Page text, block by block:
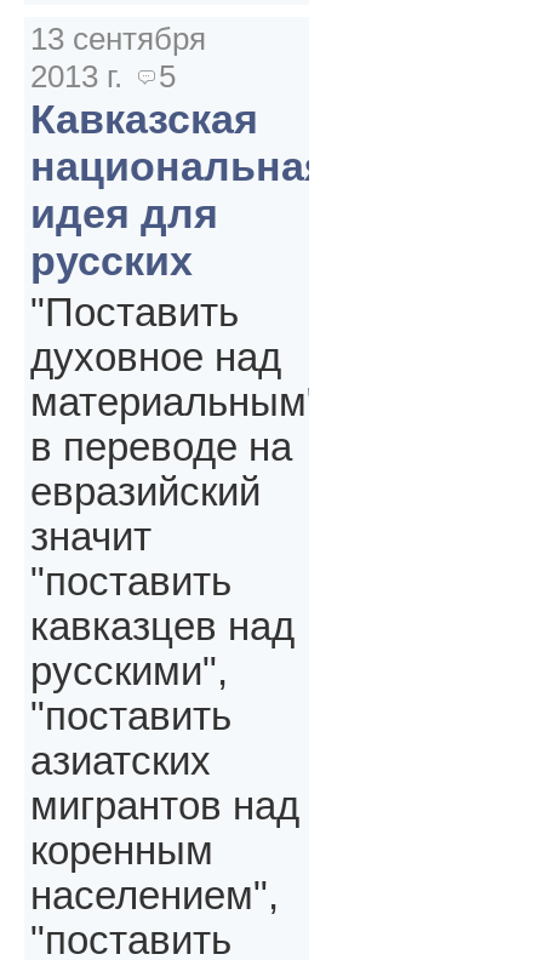
13 сентября
2013 г.
5
Кавказская
национальная
идея для
русских
"Поставить
духовное над
материальным"
в переводе на
евразийский
значит
"поставить
кавказцев над
русскими",
"поставить
азиатских
мигрантов над
коренным
населением",
"поставить